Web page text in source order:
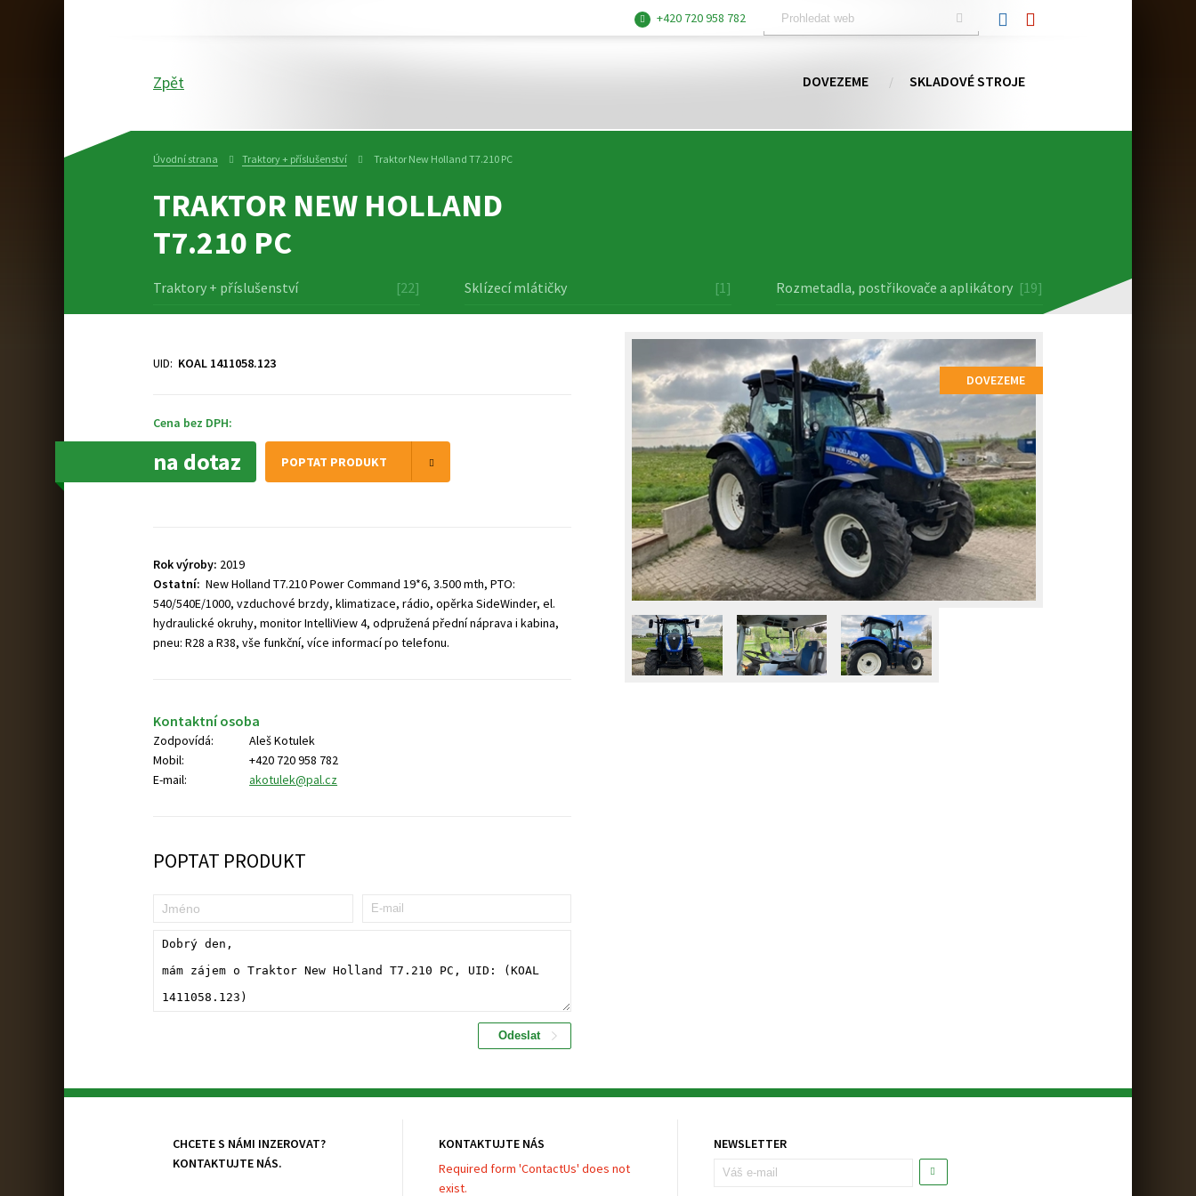
+420 720 958 782
Zpět DOVEZEME SKLADOVÉ STROJE
Úvodní strana Traktory + příslušenství Traktor New Holland T7.210 PC
TRAKTOR NEW HOLLAND
T7.210 PC
Traktory + příslušenství [22] Sklízecí mlátičky [1] Rozmetadla, postřikovače a aplikátory [19]
UID: KOAL 1411058.123
Cena bez DPH:
na dotaz POPTAT PRODUKT
Rok výroby: 2019
Ostatní: New Holland T7.210 Power Command 19*6, 3.500 mth, PTO:
540/540E/1000, vzduchové brzdy, klimatizace, rádio, opěrka SideWinder, el.
hydraulické okruhy, monitor IntelliView 4, odpružená přední náprava i kabina,
pneu: R28 a R38, vše funkční, více informací po telefonu.
Kontaktní osoba
Zodpovídá:
Aleš Kotulek
Mobil:
+420 720 958 782
E-mail:
akotulek@pal.cz
POPTAT PRODUKT
DOVEZEME
CHCETE S NÁMI INZEROVAT?
KONTAKTUJTE NÁS.
KONTAKTUJTE NÁS
Required form 'ContactUs' does not
exist.
NEWSLETTER